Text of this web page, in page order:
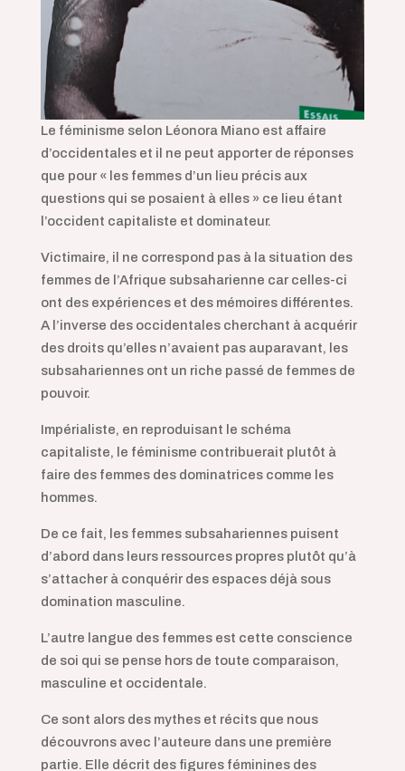
Le féminisme selon Léonora Miano est affaire
d’occidentales et il ne peut apporter de réponses
que pour «les femmes d’un lieu précis aux
questions qui se posaient à elles» ce lieu étant
l’occident capitaliste et dominateur.
Victimaire, il ne correspond pas à la situation des
femmes de l’Afrique subsaharienne car celles-ci
ont des expériences et des mémoires différentes.
A l’inverse des occidentales cherchant à acquérir
des droits qu’elles n’avaient pas auparavant, les
subsahariennes ont un riche passé de femmes de
pouvoir.
Impérialiste, en reproduisant le schéma
capitaliste, le féminisme contribuerait plutôt à
faire des femmes des dominatrices comme les
hommes.
De ce fait, les femmes subsahariennes puisent
d’abord dans leurs ressources propres plutôt qu’à
s’attacher à conquérir des espaces déjà sous
domination masculine.
L’autre langue des femmes est cette conscience
de soi qui se pense hors de toute comparaison,
masculine et occidentale.
Ce sont alors des mythes et récits que nous
découvrons avec l’auteure dans une première
partie. Elle décrit des figures féminines des